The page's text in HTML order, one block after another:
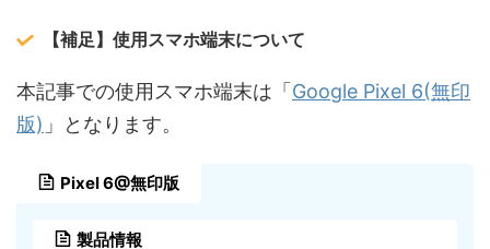
【補足】使用スマホ端末について
本記事での使用スマホ端末は「 Google Pixel 6(無印
版) 」となります。
Pixel 6@無印版
製品情報